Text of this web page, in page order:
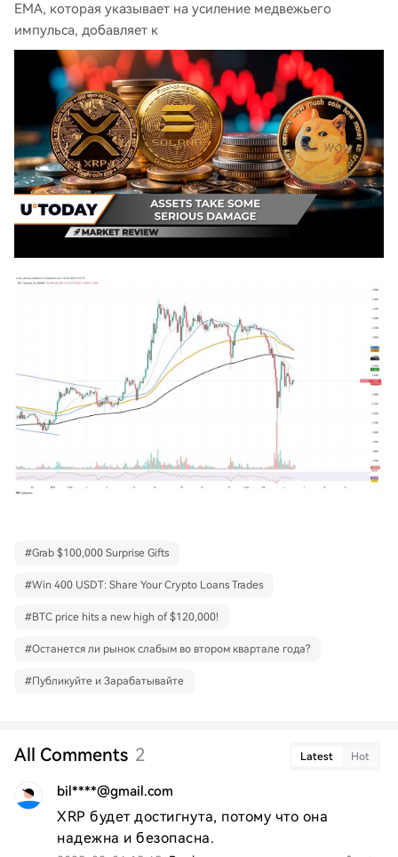
EMA, которая указывает на усиление медвежьего
импульса, добавляет к
#Grab $100,000 Surprise Gifts
#Win 400 USDT: Share Your Crypto Loans Trades
#BTC price hits a new high of $120,000!
#Останется ли рынок слабым во втором квартале года?
#Публикуйте и Зарабатывайте
All Comments 2 Latest Hot
bil****@gmail.com
XRP будет достигнута, потому что она
надежна и безопасна.